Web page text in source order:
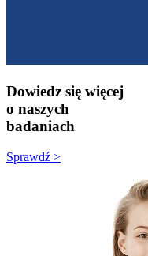
Dowiedz się więcej
o naszych
badaniach
Sprawdź >